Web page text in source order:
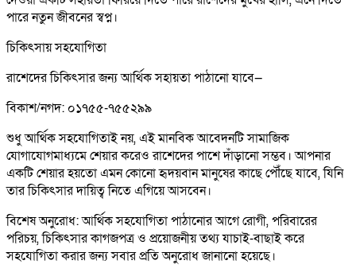
পারে নতুন জীবনের স্বপ্ন।
চিকিৎসায় সহযোগিতা
রাশেদের চিকিৎসার জন্য আর্থিক সহায়তা পাঠানো যাবে—
বিকাশ/নগদ: ০১৭৫৫-৭৫৫২৯৯
শুধু আর্থিক সহযোগিতাই নয়, এই মানবিক আবেদনটি সামাজিক
যোগাযোগমাধ্যমে শেয়ার করেও রাশেদের পাশে দাঁড়ানো সম্ভব। আপনার
একটি শেয়ার হয়তো এমন কোনো হৃদয়বান মানুষের কাছে পৌঁছে যাবে, যিনি
তার চিকিৎসার দায়িত্ব নিতে এগিয়ে আসবেন।
বিশেষ অনুরোধ: আর্থিক সহযোগিতা পাঠানোর আগে রোগী, পরিবারের
পরিচয়, চিকিৎসার কাগজপত্র ও প্রয়োজনীয় তথ্য যাচাই-বাছাই করে
সহযোগিতা করার জন্য সবার প্রতি অনুরোধ জানানো হয়েছে।